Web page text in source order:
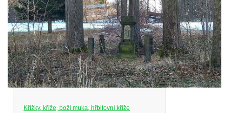
Křížky, kříže, boží muka, hřbitovní kříže